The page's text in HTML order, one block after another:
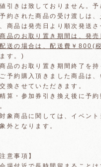
引きは致しておりません。
約された商品の受け渡しは、
商品は発売日より順次発送
商品のお取り置き期間は、発
配送の場合は、配送費￥800(
す。)
品のお取り置き期間終了を
予約購入頂きました商品は
換させていただきます。
算・参加券引き換え後に予
象商品に関しては、イベン
外となります。
意事項】